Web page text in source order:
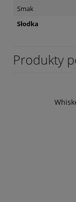
Smak
Słodka
Produkty